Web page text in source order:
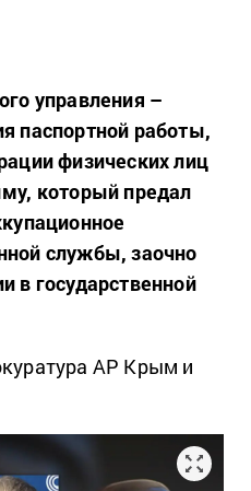
управления –
паспортной работы,
физических лиц
который предал
службы, заочно
в государственной
АР Крым и